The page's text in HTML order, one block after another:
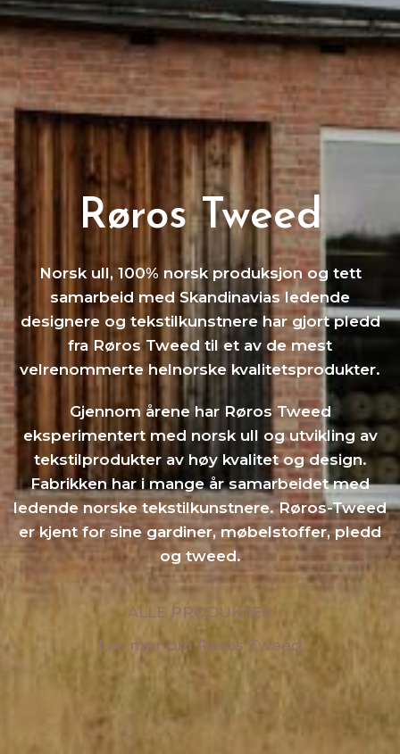
Røros Tweed
Norsk ull, 100% norsk produksjon og tett
samarbeid med Skandinavias ledende
designere og tekstilkunstnere har gjort pledd
fra Røros Tweed til et av de mest
velrenommerte helnorske kvalitetsprodukter.
Gjennom årene har Røros Tweed
eksperimentert med norsk ull og utvikling av
tekstilprodukter av høy kvalitet og design.
Fabrikken har i mange år samarbeidet med
ledende norske tekstilkunstnere. Røros-Tweed
er kjent for sine gardiner, møbelstoffer, pledd
og tweed.
ALLE PRODUKTER
Les mer om Røros Tweed